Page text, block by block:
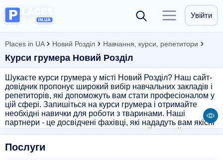
Увійти
Places in UA Новий Розділ Навчання, курси, репетитори
Курси грумера Новий Розділ
Шукаєте курси грумера у місті Новий Розділ? Наш сайт-
довідник пропонує широкий вибір навчальних закладів і
репетиторів, які допоможуть вам стати професіоналом у
цій сфері. Запишіться на курси грумера і отримайте
необхідні навички для роботи з тваринами. Наші
партнери - це досвідчені фахівці, які нададуть вам якісні
для вас. Навчання грумера - це шлях до нової цікавої
Послуги